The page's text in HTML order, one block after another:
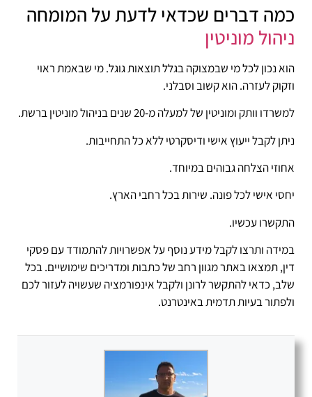
כמה דברים שכדאי לדעת על המומחה
ניהול מוניטין
הוא נכון לכל מי שבמצוקה בגלל תוצאות גוגל. מי שבאמת ראוי
וזקוק לעזרה. הוא קשוב וסבלני.
למשרדו וותק ומוניטין של למעלה מ-20 שנים בניהול מוניטין ברשת.
ניתן לקבל ייעוץ אישי ודיסקרטי ללא כל התחייבות.
אחוזי הצלחה גבוהים במיוחד.
יחסי אישי לכל פונה. שירות בכל רחבי הארץ.
התקשרו עכשיו.
במידה ותרצו לקבל מידע נוסף על אפשרויות להתמודד עם פסקי
דין, תמצאו באתר מגוון רחב של כתבות ומדריכים שימושיים. בכל
שלב, כדאי להתקשר לרונן ולקבל אינפורמציה שעשויה לעזור לכם
ולפתור בעיות תדמית באינטרנט.